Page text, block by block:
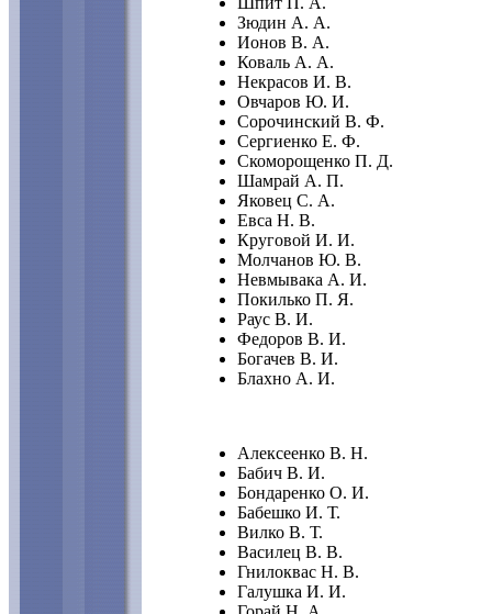
Зюдин А. А.
Ионов В. А.
Коваль А. А.
Некрасов И. В.
Овчаров Ю. И.
Сорочинский В. Ф.
Сергиенко Е. Ф.
Скоморощенко П. Д.
Шамрай А. П.
Яковец С. А.
Евса Н. В.
Круговой И. И.
Молчанов Ю. В.
Невмывака А. И.
Покилько П. Я.
Раус В. И.
Федоров В. И.
Богачев В. И.
Блахно А. И.
Алексеенко В. Н.
Бабич В. И.
Бондаренко О. И.
Бабешко И. Т.
Вилко В. Т.
Василец В. В.
Гнилоквас Н. В.
Галушка И. И.